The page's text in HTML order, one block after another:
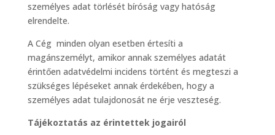
személyes adat törlését bíróság vagy hatóság
elrendelte.
A Cég minden olyan esetben értesíti a
magánszemélyt, amikor annak személyes adatát
érintően adatvédelmi incidens történt és megteszi a
szükséges lépéseket annak érdekében, hogy a
személyes adat tulajdonosát ne érje veszteség.
Tájékoztatás az érintettek jogairól